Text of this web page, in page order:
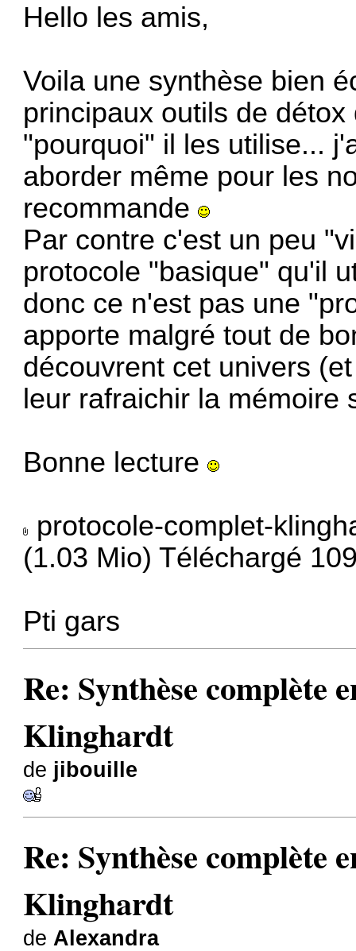
Hello les amis,
Voila une synthèse bien
principaux outils de
"pourquoi" il les utilise...
aborder même pour les
recommande
Par contre c'est un peu
protocole "basique" qu'il
donc ce n'est pas une
apporte malgré tout de
découvrent cet univers
leur rafraichir la
Bonne lecture
protocole-complet-
(1.03 Mio) Téléchargé
Pti gars
Re: Synthèse complète
Klinghardt
de jibouille
Re: Synthèse complète
Klinghardt
de Alexandra